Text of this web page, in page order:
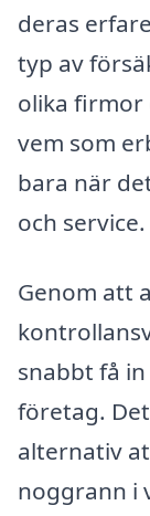
deras
typ av
olika firmor
vem som
bara när
och service.
Genom att
snabbt få
företag.
alternativ
noggrann i